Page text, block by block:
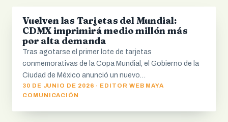
CDMX
Vuelven las Tarjetas del Mundial:
CDMX imprimirá medio millón más
por alta demanda
Tras agotarse el primer lote de tarjetas
conmemorativas de la Copa Mundial, el Gobierno de la
Ciudad de México anunció un nuevo…
30 DE JUNIO DE 2026 · EDITOR WEB MAYA
COMUNICACIÓN